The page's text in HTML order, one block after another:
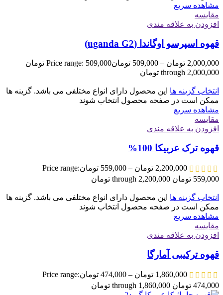
مشاهده سریع
مقایسه
افزودن به علاقه مندی
قهوه اسپرسو اوگاندا (uganda G2)
2,000,000 تومان –
509,000 تومان
Price range: 509,000 تومان
through 2,000,000 تومان
انتخاب گزینه ها این محصول دارای انواع مختلفی می باشد. گزینه ها
ممکن است در صفحه محصول انتخاب شوند
مشاهده سریع
مقایسه
افزودن به علاقه مندی
قهوه ترک عربیکا 100%
2,200,000 تومان –
559,000 تومانPrice range:
559,000 تومان through 2,200,000 تومان
انتخاب گزینه ها این محصول دارای انواع مختلفی می باشد. گزینه ها
ممکن است در صفحه محصول انتخاب شوند
مشاهده سریع
مقایسه
افزودن به علاقه مندی
قهوه ترکیبی آمارگا
1,860,000 تومان –
474,000 تومانPrice range:
474,000 تومان through 1,860,000 تومان